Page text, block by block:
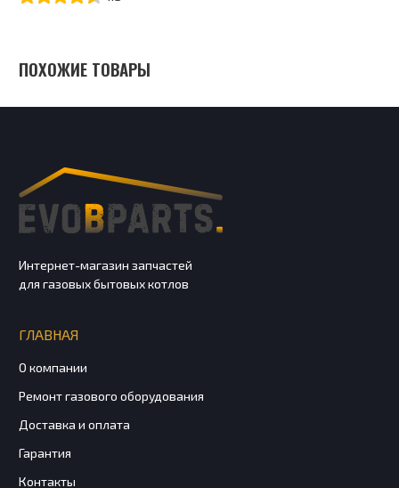
ПОХОЖИЕ ТОВАРЫ
Интернет-магазин запчастей
для газовых бытовых котлов
ГЛАВНАЯ
О компании
Ремонт газового оборудования
Доставка и оплата
Гарантия
Контакты